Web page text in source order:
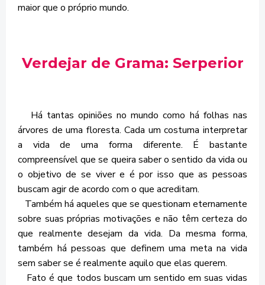
maior que o próprio mundo.
Verdejar de Grama: Serperior
Há tantas opiniões no mundo como há folhas nas
árvores de uma floresta. Cada um costuma interpretar
a vida de uma forma diferente. É bastante
compreensível que se queira saber o sentido da vida ou
o objetivo de se viver e é por isso que as pessoas
buscam agir de acordo com o que acreditam.
Também há aqueles que se questionam eternamente
sobre suas próprias motivações e não têm certeza do
que realmente desejam da vida. Da mesma forma,
também há pessoas que definem uma meta na vida
sem saber se é realmente aquilo que elas querem.
Fato é que todos buscam um sentido em suas vidas